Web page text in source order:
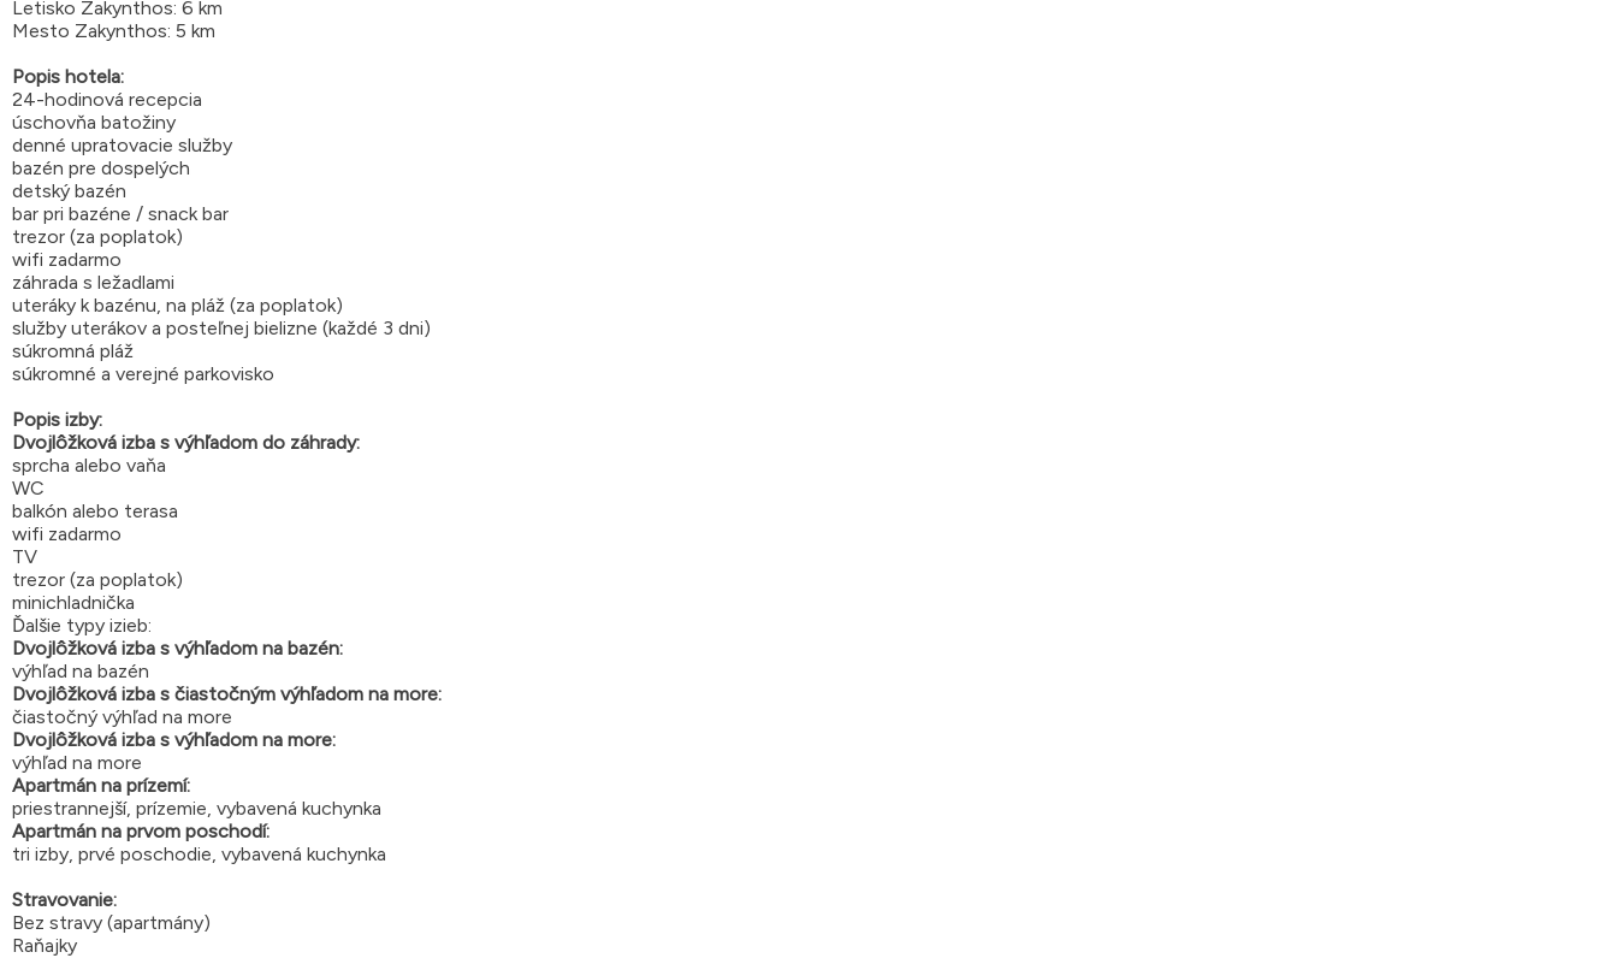
Letisko Zakynthos: 6 km
Mesto Zakynthos: 5 km
Popis hotela:
24-hodinová recepcia
úschovňa batožiny
denné upratovacie služby
bazén pre dospelých
detský bazén
bar pri bazéne / snack bar
trezor (za poplatok)
wifi zadarmo
záhrada s ležadlami
uteráky k bazénu, na pláž (za poplatok)
služby uterákov a posteľnej bielizne (každé 3 dni)
súkromná pláž
súkromné a verejné parkovisko
Popis izby:
Dvojlôžková izba s výhľadom do záhrady:
sprcha alebo vaňa
WC
balkón alebo terasa
wifi zadarmo
TV
trezor (za poplatok)
minichladnička
Ďalšie typy izieb:
Dvojlôžková izba s výhľadom na bazén:
výhľad na bazén
Dvojlôžková izba s čiastočným výhľadom na more:
čiastočný výhľad na more
Dvojlôžková izba s výhľadom na more:
výhľad na more
Apartmán na prízemí:
priestrannejší, prízemie, vybavená kuchynka
Apartmán na prvom poschodí:
tri izby, prvé poschodie, vybavená kuchynka
Stravovanie:
Bez stravy (apartmány)
Raňajky